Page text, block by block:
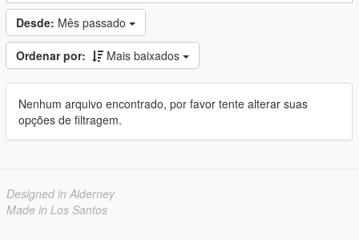
Desde: Mês passado
Ordenar por: Mais baixados
Nenhum arquivo encontrado, por favor tente alterar suas
opções de filtragem.
Designed in Alderney
Made in Los Santos